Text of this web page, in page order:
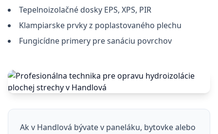
Tepelnoizolačné dosky EPS, XPS, PIR
Klampiarske prvky z poplastovaného plechu
Fungicídne primery pre sanáciu povrchov
Ak v Handlová bývate v paneláku, bytovke alebo